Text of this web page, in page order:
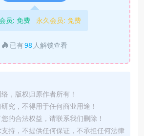
员: 免费 永久会员: 免费
已有98 人解锁查看
，版权归原作者所有！
究，不得用于任何商业用途！
的合法权益，请联系我们删除！
持，不提供任何保证，不承担任何法律